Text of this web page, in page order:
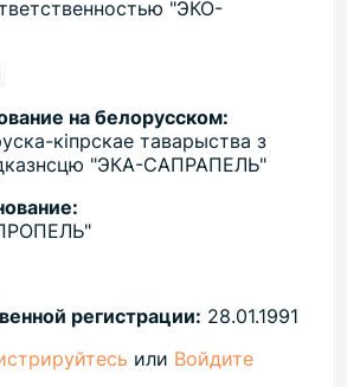
"ЭКО-
на белорусском:
кiпрскае таварыства з
"ЭКА-САПРАПЕЛЬ"
регистрации: 28.01.1991
или Войдите